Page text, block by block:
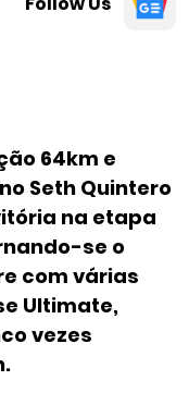
64km e
Seth Quintero
na etapa
se o
com várias
Ultimate,
vezes